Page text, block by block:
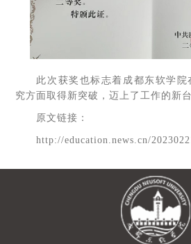
此次获奖也标志着成都东软学
究方面取得新突破，迈上了工作的新
原文链接：
http://education.news.cn/